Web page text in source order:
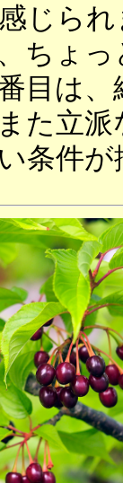
じら
ちょ
目は、
た立
条件